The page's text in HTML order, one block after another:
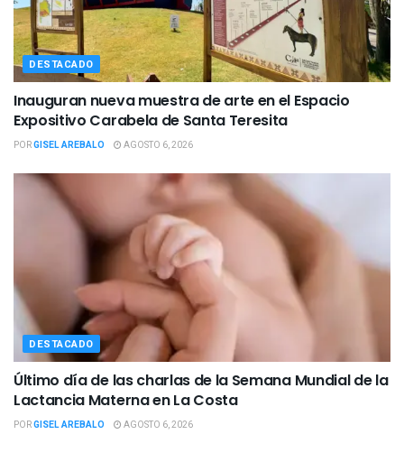
DESTACADO
Inauguran nueva muestra de arte en el Espacio
Expositivo Carabela de Santa Teresita
PORGISEL AREBALO AGOSTO 6, 2026
DESTACADO
Último día de las charlas de la Semana Mundial de la
Lactancia Materna en La Costa
PORGISEL AREBALO AGOSTO 6, 2026